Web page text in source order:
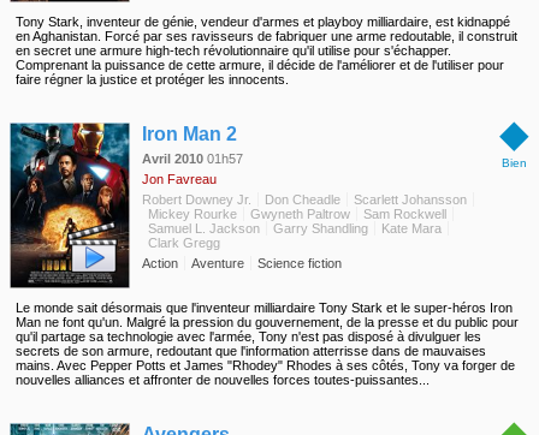
Tony Stark, inventeur de génie, vendeur d'armes et playboy milliardaire, est kidnappé
en Aghanistan. Forcé par ses ravisseurs de fabriquer une arme redoutable, il construit
en secret une armure high-tech révolutionnaire qu'il utilise pour s'échapper.
Comprenant la puissance de cette armure, il décide de l'améliorer et de l'utiliser pour
faire régner la justice et protéger les innocents.
◆
Bien
Iron Man 2
Avril 2010 01h57
Jon Favreau
Robert Downey Jr.
Don Cheadle
Scarlett Johansson
Mickey Rourke
Gwyneth Paltrow
Sam Rockwell
Samuel L. Jackson
Garry Shandling
Kate Mara
Clark Gregg
Action
Aventure Science fiction
Le monde sait désormais que l'inventeur milliardaire Tony Stark et le super-héros Iron
Man ne font qu'un. Malgré la pression du gouvernement, de la presse et du public pour
qu'il partage sa technologie avec l'armée, Tony n'est pas disposé à divulguer les
secrets de son armure, redoutant que l'information atterrisse dans de mauvaises
mains. Avec Pepper Potts et James "Rhodey" Rhodes à ses côtés, Tony va forger de
nouvelles alliances et affronter de nouvelles forces toutes-puissantes...